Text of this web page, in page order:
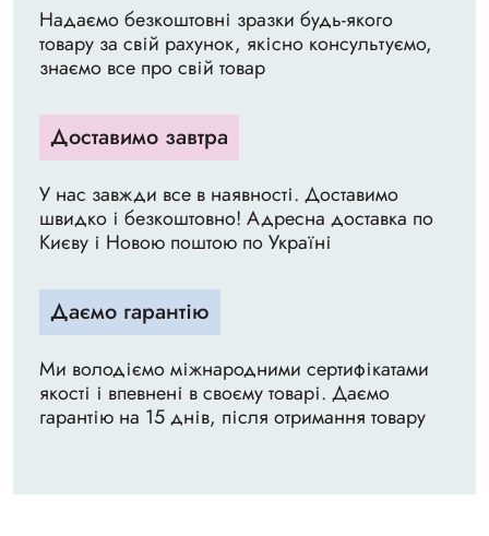
Надаємо безкоштовні зразки будь-якого
товару за свій рахунок, якісно консультуємо,
знаємо все про свій товар
Доставимо завтра
У нас завжди все в наявності. Доставимо
швидко і безкоштовно! Адресна доставка по
Києву і Новою поштою по Україні
Даємо гарантію
Ми володіємо міжнародними сертифікатами
якості і впевнені в своєму товарі. Даємо
гарантію на 15 днів, після отримання товару